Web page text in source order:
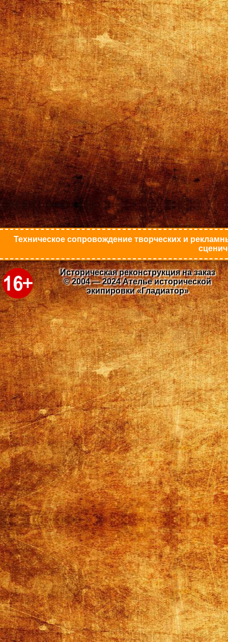
Техническое сопровождение творческих и
Историческая реконструкция на заказ
© 2004 — 2024 Ателье исторической
экипировки «Гладиатор»